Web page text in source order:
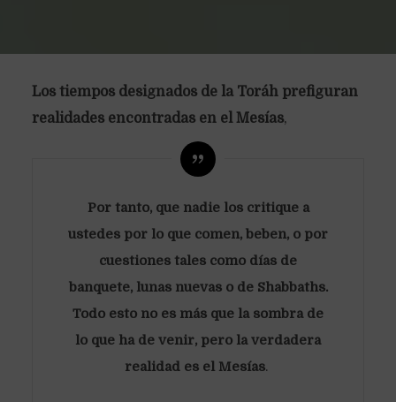
Los tiempos designados de la Toráh prefiguran
realidades encontradas en el Mesías,
Por tanto, que nadie los critique a
ustedes por lo que comen, beben, o por
cuestiones tales como días de
banquete, lunas nuevas o de Shabbaths.
Todo esto no es más que la sombra de
lo que ha de venir, pero la verdadera
realidad es el Mesías.